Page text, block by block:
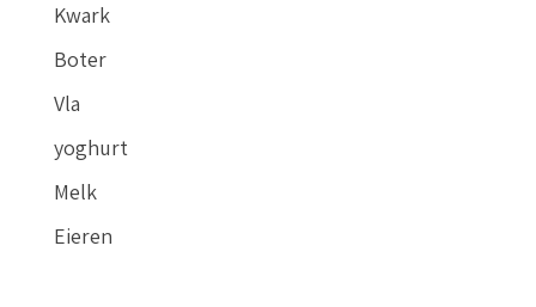
Kwark
Boter
Vla
yoghurt
Melk
Eieren